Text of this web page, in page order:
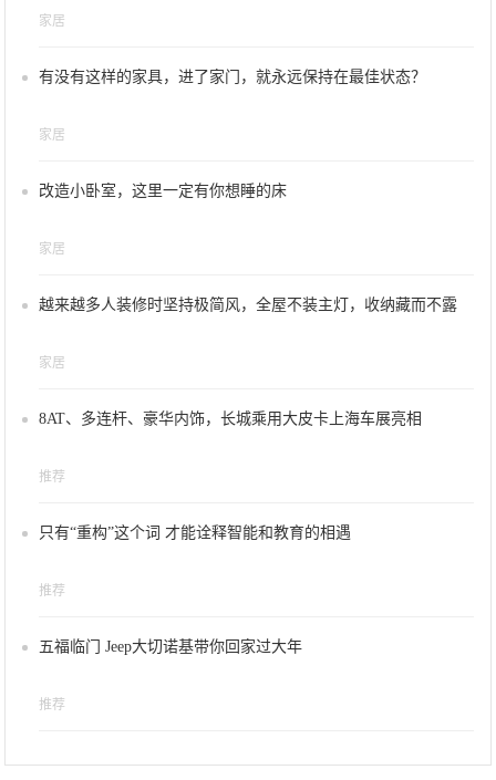
家居
有没有这样的家具，进了家门，就永远保持在最佳状态？
家居
改造小卧室，这里一定有你想睡的床
家居
越来越多人装修时坚持极简风，全屋不装主灯，收纳藏而不露
家居
8AT、多连杆、豪华内饰，长城乘用大皮卡上海车展亮相
推荐
只有“重构”这个词 才能诠释智能和教育的相遇
推荐
五福临门 Jeep大切诺基带你回家过大年
推荐